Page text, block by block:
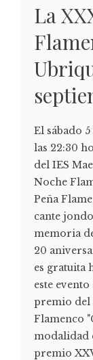
La
El sábado
las 22:30
del IES
Noche
Peña
cante
memoria
20
es gratuita
este
premio del
Flamenco
modalidad
premio